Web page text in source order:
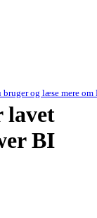
og læse mere
lavet
BI